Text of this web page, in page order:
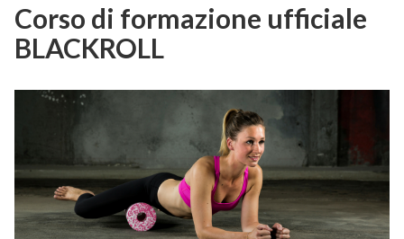
Corso di formazione ufficiale
BLACKROLL